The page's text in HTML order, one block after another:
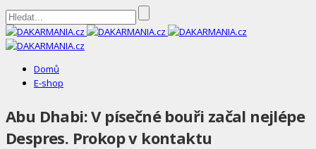
Domů
E-shop
Abu Dhabi: V písečné bouři začal nejlépe
Despres. Prokop v kontaktu